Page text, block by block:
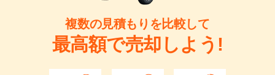
複数の見積もりを比較して
最高額で売却しよう!